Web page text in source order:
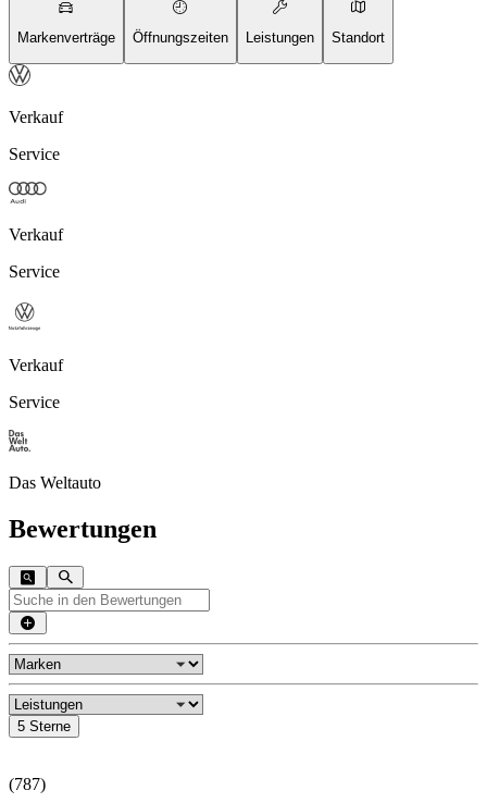
Markenverträge Öffnungszeiten Leistungen Standort
Verkauf
Service
Verkauf
Service
Verkauf
Service
Das Weltauto
Bewertungen
5 Sterne
(787)